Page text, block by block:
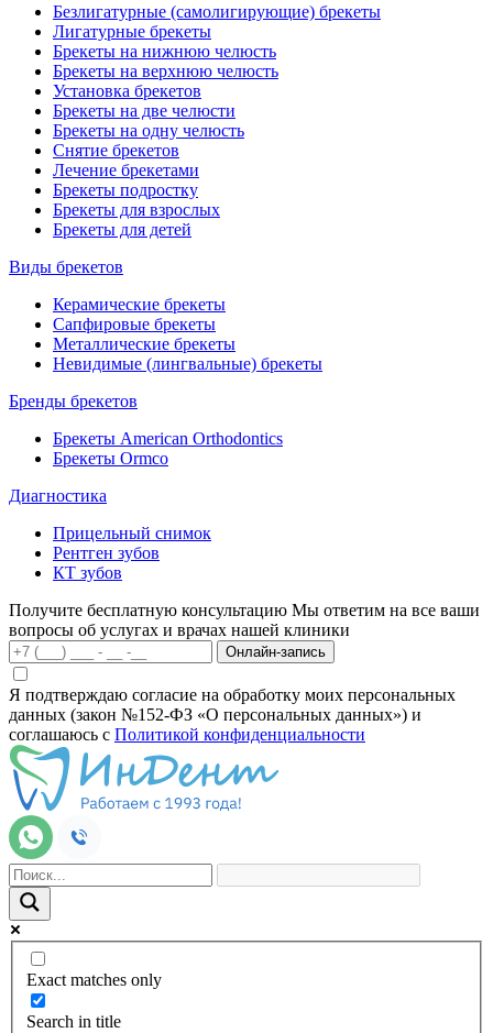
Безлигатурные (самолигирующие) брекеты
Лигатурные брекеты
Брекеты на нижнюю челюсть
Брекеты на верхнюю челюсть
Установка брекетов
Брекеты на две челюсти
Брекеты на одну челюсть
Снятие брекетов
Лечение брекетами
Брекеты подростку
Брекеты для взрослых
Брекеты для детей
Виды брекетов
Керамические брекеты
Сапфировые брекеты
Металлические брекеты
Невидимые (лингвальные) брекеты
Бренды брекетов
Брекеты American Orthodontics
Брекеты Ormco
Диагностика
Прицельный снимок
Рентген зубов
КТ зубов
Получите бесплатную консультацию Мы ответим на все ваши
вопросы об услугах и врачах нашей клиники
Онлайн-запись
Я подтверждаю согласие на обработку моих персональных
данных (закон №152-ФЗ «О персональных данных») и
соглашаюсь с Политикой конфиденциальности
Exact matches only
Search in title